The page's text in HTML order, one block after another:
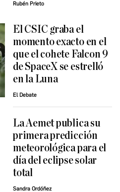
Rubén Prieto
El CSIC graba el
momento exacto en el
que el cohete Falcon 9
de SpaceX se estrelló
en la Luna
El Debate
La Aemet publica su
primera predicción
meteorológica para el
día del eclipse solar
total
Sandra Ordóñez